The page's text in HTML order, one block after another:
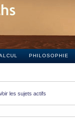
PHILOSOPHIE
les sujets actifs